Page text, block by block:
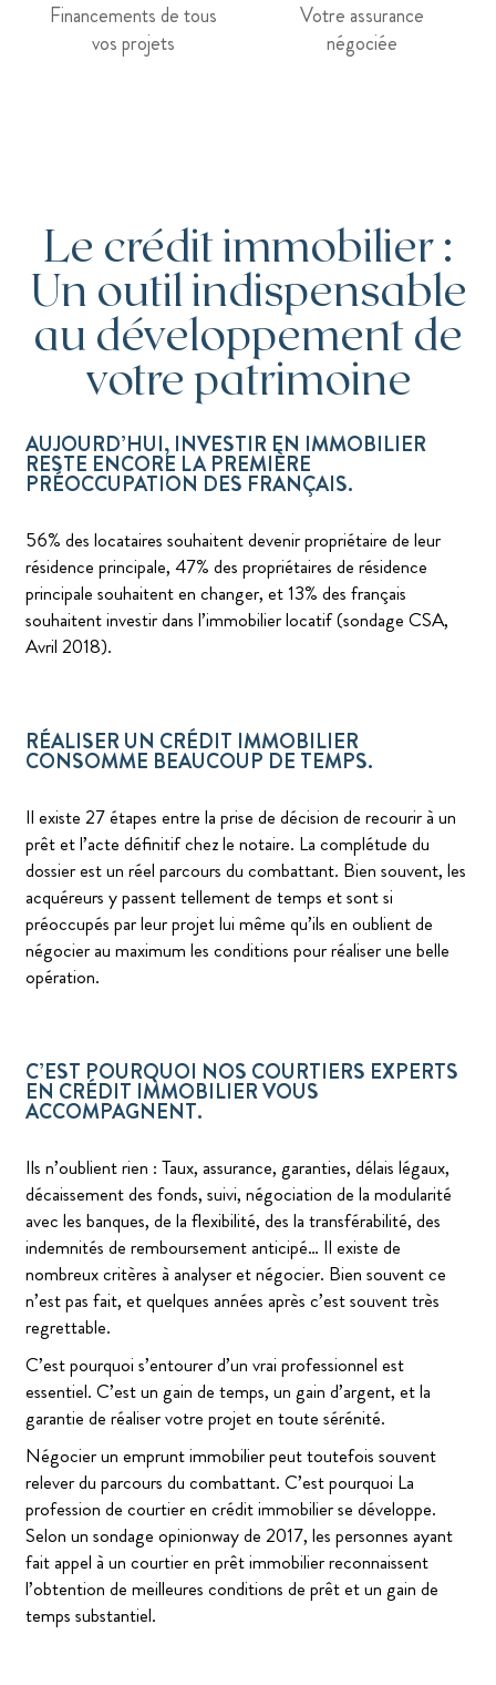
Financements de tous
vos projets
Votre assurance
négociée
Le crédit immobilier :
Un outil indispensable
au développement de
votre patrimoine
AUJOURD’HUI, INVESTIR EN IMMOBILIER
RESTE ENCORE LA PREMIÈRE
PRÉOCCUPATION DES FRANÇAIS.
56% des locataires souhaitent devenir propriétaire de leur
résidence principale, 47% des propriétaires de résidence
principale souhaitent en changer, et 13% des français
souhaitent investir dans l’immobilier locatif (sondage CSA,
Avril 2018).
RÉALISER UN CRÉDIT IMMOBILIER
CONSOMME BEAUCOUP DE TEMPS.
Il existe 27 étapes entre la prise de décision de recourir à un
prêt et l’acte définitif chez le notaire. La complétude du
dossier est un réel parcours du combattant. Bien souvent, les
acquéreurs y passent tellement de temps et sont si
préoccupés par leur projet lui même qu’ils en oublient de
négocier au maximum les conditions pour réaliser une belle
opération.
C’EST POURQUOI NOS COURTIERS EXPERTS
EN CRÉDIT IMMOBILIER VOUS
ACCOMPAGNENT.
Ils n’oublient rien : Taux, assurance, garanties, délais légaux,
décaissement des fonds, suivi, négociation de la modularité
avec les banques, de la flexibilité, des la transférabilité, des
indemnités de remboursement anticipé… Il existe de
nombreux critères à analyser et négocier. Bien souvent ce
n’est pas fait, et quelques années après c’est souvent très
regrettable.
C’est pourquoi s’entourer d’un vrai professionnel est
essentiel. C’est un gain de temps, un gain d’argent, et la
garantie de réaliser votre projet en toute sérénité.
Négocier un emprunt immobilier peut toutefois souvent
relever du parcours du combattant. C’est pourquoi La
profession de courtier en crédit immobilier se développe.
Selon un sondage opinionway de 2017, les personnes ayant
fait appel à un courtier en prêt immobilier reconnaissent
l’obtention de meilleures conditions de prêt et un gain de
temps substantiel.